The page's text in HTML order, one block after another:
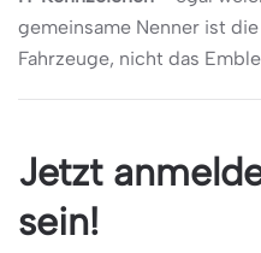
gemeinsame Nenner ist
Fahrzeuge, nicht das
Jetzt
sein!